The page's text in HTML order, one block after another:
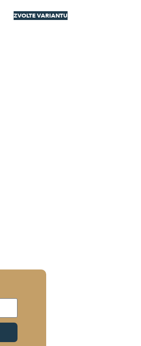
ZVOLTE VARIANTU